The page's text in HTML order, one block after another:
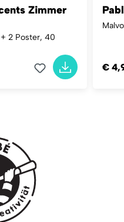
Zimmer
2 Poster, 40
€